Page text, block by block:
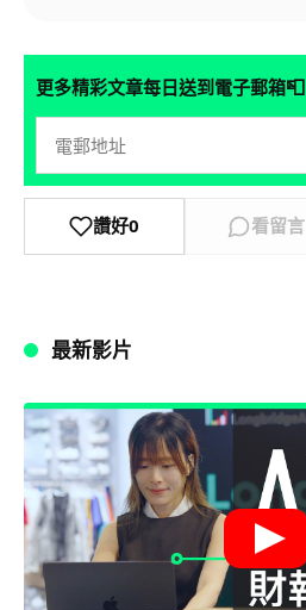
更多精彩文章每日送到電子郵箱📮
讚好0 看留言
最新影片